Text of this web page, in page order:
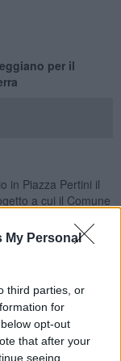
My Personal
third parties, or
for
opt-out
that after your
seeing
per il
in Piazza Pertini il
a cui il Comune
coinvolgedieci
fumo collegato allo
hanno seguito un